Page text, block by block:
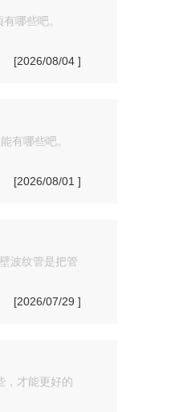
哪些吧。
[2026/08/04 ]
有哪些吧。
[2026/08/01 ]
波纹管是把管
[2026/07/29 ]
，才能更好的